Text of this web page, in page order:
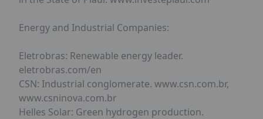
Energy and Industrial Companies:
Eletrobras: Renewable energy leader.
eletrobras.com/en
CSN: Industrial conglomerate. www.csn.com.br,
www.csninova.com.br
Helles Solar: Green hydrogen production.